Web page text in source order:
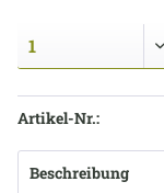
Artikel-Nr.:
Beschreibung